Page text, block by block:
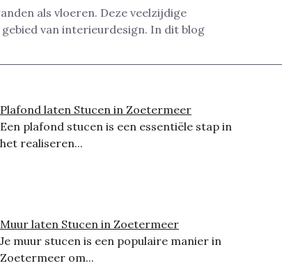
als vloeren. Deze veelzijdige
van interieurdesign. In dit blog
Plafond laten Stucen in Zoetermeer
Een plafond stucen is een essentiële stap in
het realiseren...
Muur laten Stucen in Zoetermeer
Je muur stucen is een populaire manier in
Zoetermeer om...